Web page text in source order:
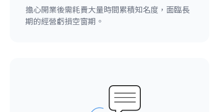
擔心開業後需耗費大量時間累積知名度，面臨長
期的經營虧損空窗期。